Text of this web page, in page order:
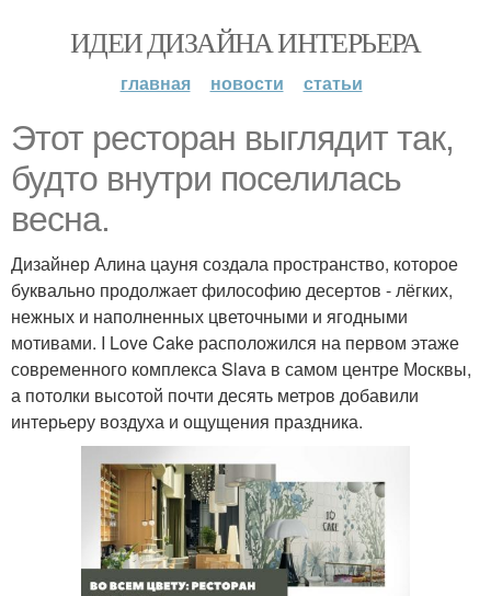
ИДЕИ ДИЗАЙНА ИНТЕРЬЕРА
главная новости статьи
Этот ресторан выглядит так,
будто внутри поселилась
весна.
Дизайнер Алина цауня создала пространство, которое
буквально продолжает философию десертов - лёгких,
нежных и наполненных цветочными и ягодными
мотивами. I Love Cake расположился на первом этаже
современного комплекса Slava в самом центре Москвы,
а потолки высотой почти десять метров добавили
интерьеру воздуха и ощущения праздника.